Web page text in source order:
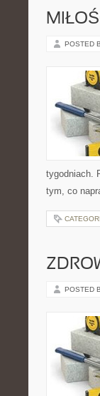
POSTED
tygodniach.
tym, co
POSTED